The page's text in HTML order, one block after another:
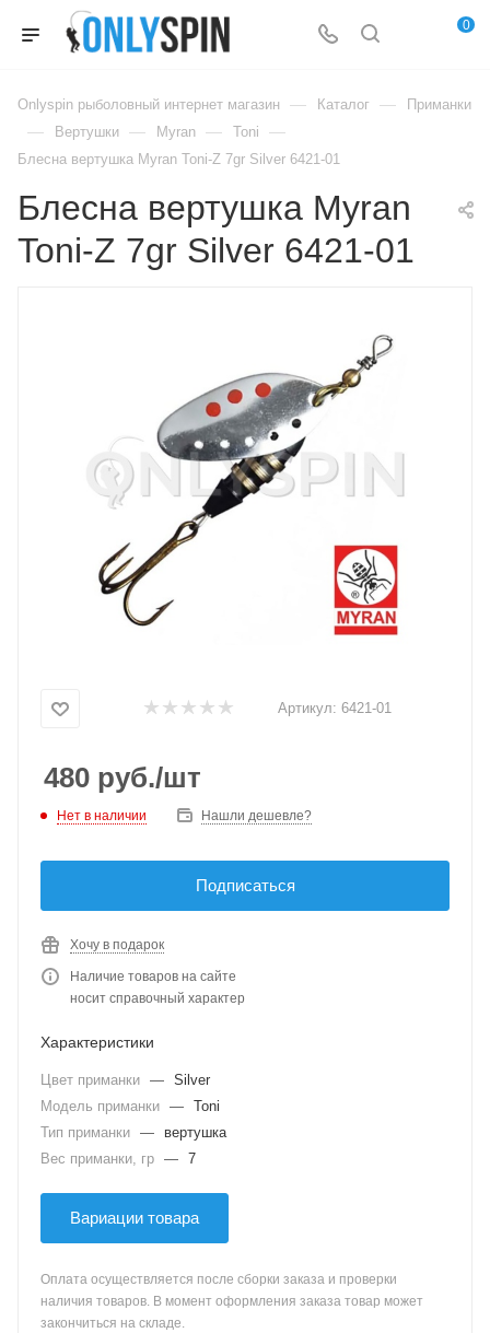
0
Onlyspin рыболовный интернет магазин — Каталог — Приманки
— Вертушки — Myran — Toni —
Блесна вертушка Myran Toni-Z 7gr Silver 6421-01
Блесна вертушка Myran
Toni-Z 7gr Silver 6421-01
Артикул: 6421-01
480 руб./шт
Нет в наличии Нашли дешевле?
Подписаться
Хочу в подарок
Наличие товаров на сайте
носит справочный характер
Характеристики
Цвет приманки — Silver
Модель приманки — Toni
Тип приманки —
вертушка
Вес приманки, гр — 7
Вариации товара
Оплата осуществляется после сборки заказа и проверки
наличия товаров. В момент оформления заказа товар может
закончиться на складе.